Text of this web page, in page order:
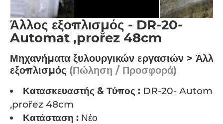
Άλλος εξοπλισμός - DR-20-
Automat ,prořez 48cm
Μηχανήματα ξυλουργικών εργασιών >
εξοπλισμός (Πώληση / Προσφορά)
Κατασκευαστής & Τύπος : DR-20- Automat
,prořez 48cm
Κατάσταση : Νέο